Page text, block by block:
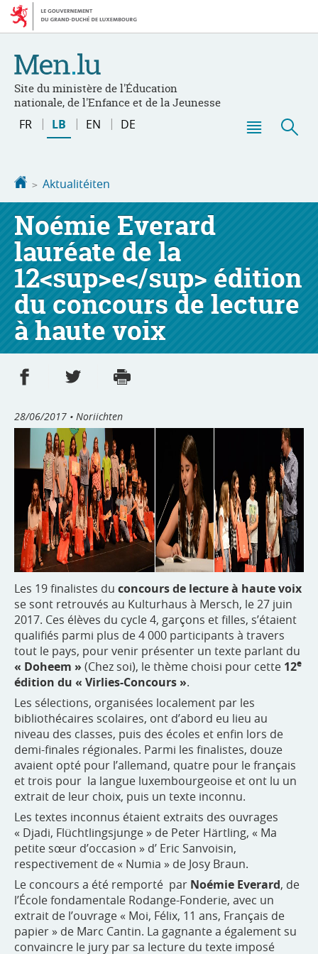
Bei
den
Aller
au
Site du ministère de l'Éducation
nationale, de l'Enfance et de la Jeunesse
Changer
FR LB EN DE
Startsäit
Aktualitéiten
Noémie Everard
lauréate de la
12<sup>e</sup> édition
du concours de lecture
à haute voix
Partager sur Facebook
Partager sur Twitter
28/06/2017 • Noriichten
Les 19 finalistes du concours de lecture à haute voix
se sont retrouvés au Kulturhaus à Mersch, le 27 juin
2017. Ces élèves du cycle 4, garçons et filles, s’étaient
qualifiés parmi plus de 4 000 participants à travers
tout le pays, pour venir présenter un texte parlant du
« Doheem » (Chez soi), le thème choisi pour cette 12e
édition du « Virlies-Concours ».
Les sélections, organisées localement par les
bibliothécaires scolaires, ont d’abord eu lieu au
niveau des classes, puis des écoles et enfin lors de
demi-finales régionales. Parmi les finalistes, douze
avaient opté pour l’allemand, quatre pour le français
et trois pour la langue luxembourgeoise et ont lu un
extrait de leur choix, puis un texte inconnu.
Les textes inconnus étaient extraits des ouvrages
« Djadi, Flüchtlingsjunge » de Peter Härtling, « Ma
petite sœur d’occasion » d’ Eric Sanvoisin,
respectivement de « Numia » de Josy Braun.
Le concours a été remporté par Noémie Everard, de
l’École fondamentale Rodange-Fonderie, avec un
extrait de l’ouvrage « Moi, Félix, 11 ans, Français de
papier » de Marc Cantin. La gagnante a également su
convaincre le jury par sa lecture du texte imposé